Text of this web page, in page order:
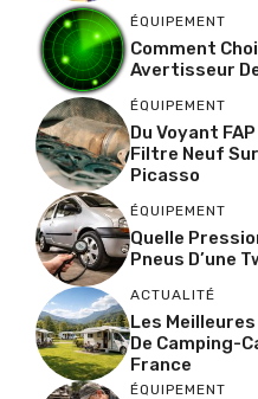
ÉQUIPEMENT
Comment
Avertisseur
ÉQUIPEMENT
Du Voyant
Filtre Neuf
Picasso
ÉQUIPEMENT
Quelle
Pneus D’une
ACTUALITÉ
Les
De Camping-
France
ÉQUIPEMENT